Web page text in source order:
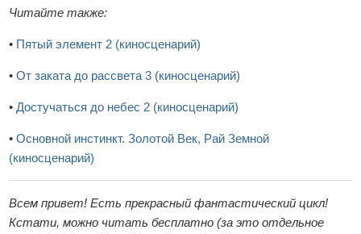
Читайте также:
• Пятый элемент 2 (киносценарий)
•От заката до рассвета 3 (киносценарий)
•Достучаться до небес 2 (киносценарий)
•Основной инстинкт. Золотой Век, Рай Земной
(киносценарий)
Всем привет! Есть прекрасный фантастический цикл!
Кстати, можно читать бесплатно (за это отдельное